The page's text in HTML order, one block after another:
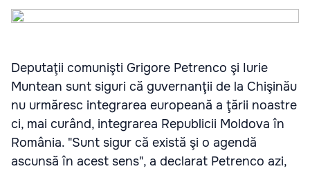
Deputaţii comunişti Grigore Petrenco şi Iurie
Muntean sunt siguri că guvernanţii de la Chişinău
nu urmăresc integrarea europeană a ţării noastre
ci, mai curând, integrarea Republicii Moldova în
România. "Sunt sigur că există şi o agendă
ascunsă în acest sens", a declarat Petrenco azi,